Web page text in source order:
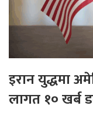
इरान युद्धमा
लागत १० खर्ब